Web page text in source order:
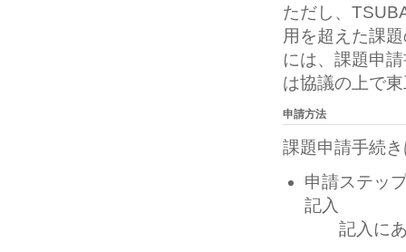
ただし、
用を超えた課
には、課題申
は協議の上で
申請方法
課題申請手続
申請ステッ
記入
記入にあ